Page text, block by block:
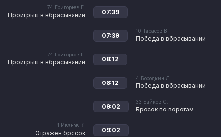
74 Григорьев Г.
Проигрыш в вбрасывании 07:39
10 Тарасов В.
Победа в вбрасывании
07:39
74 Григорьев Г.
Проигрыш в вбрасывании 08:12
4 Бородкин Д.
Победа в вбрасывании
08:12
33 Байков С.
Бросок по воротам
09:02
1 Иванов К.
Отражен бросок 09:02